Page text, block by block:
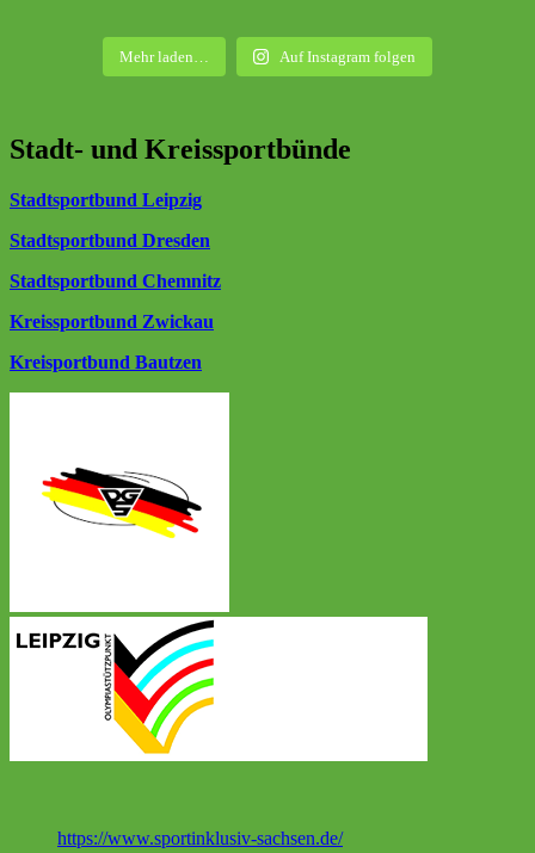
Mehr laden… Auf Instagram folgen
Stadt- und Kreissportbünde
Stadtsportbund Leipzig
Stadtsportbund Dresden
Stadtsportbund Chemnitz
Kreissportbund Zwickau
Kreisportbund Bautzen
https://www.sportinklusiv-sachsen.de/